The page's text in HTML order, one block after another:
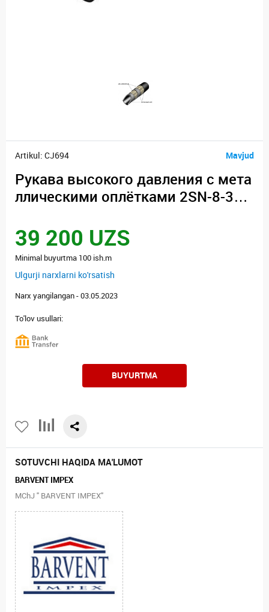
Artikul: CJ694 Mavjud
Рукава высокого давления с мета
ллическими оплётками 2SN-8-35/
39 200 UZS
Minimal buyurtma 100 ish.m
Ulgurji narxlarni ko'rsatish
Narx yangilangan - 03.05.2023
To'lov usullari:
BUYURTMA
SOTUVCHI HAQIDA MA'LUMOT
BARVENT IMPEX
MChJ " BARVENT IMPEX"